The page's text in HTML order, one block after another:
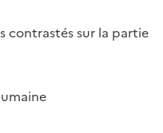
contrastés sur la partie